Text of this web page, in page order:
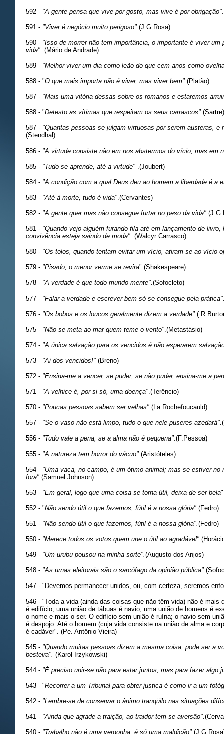
592 - "A gente pensa que vive por gosto, mas vive é por obrigação"
591 - "Viver é negócio muito perigoso" .(J.G.Rosa)
590 - "Isso de morrer não tem importância, o importante é viver um
vida". (Mário de Andrade)
589 - "Melhor viver um dia como leão do que cem anos como
588 - "O que mais importa não é viver, mas viver bem" .(Platão)
587 - "Mais uma vitória dessas sobre os romanos e estaremos
588 - "Detesto as vítimas que respeitam os seus carrascos" .(Sartre)
587 - "Quantas pessoas se julgam virtuosas por serem austeras, e
(Stendhal)
586 - "A virtude consiste não em nos abstermos do vício, mas em
585 - "Tudo se aprende, até a virtude" .(Joubert)
584 - "A condição com a qual Deus deu ao homem a liberdade é a
583 - "Até à morte, tudo é vida" .(Cervantes)
582 - "A gente quer mas não consegue furtar no peso da vida"
581 - "Quando vejo alguém furando fila até em lançamento de
convivência esteja saindo de moda" . (Walcyr Carrasco)
580 - "Os tolos, quando tentam evitar um vício, atiram-se ao vício
579 - "Pisado, o menor verme se revira".(Shakespeare)
578 - "A verdade é que todo mundo mente". (Sofocleto)
577 - "Falar a verdade e escrever bem só se consegue pela
576 - "Os bobos e os loucos geralmente dizem a verdade" .(
575 - "Não se meta ao mar quem teme o vento" .(Metastásio)
574 - "A única salvação para os vencidos é não esperarem
573 - "Ai dos vencidos!" (Breno)
572 - "Ensina-me a vencer, se puder; se não puder, ensina-me a
571 - "A velhice é, por si só, uma doença" .(Terêncio)
570 - "Poucas pessoas sabem ser velhas" .(La Rochefoucauld)
557 - "Se o vaso não está limpo, tudo o que nele puseres azedará".
556 - "Tudo vale a pena, se a alma não é pequena" .(F.Pessoa)
555 - "A natureza tem horror do vácuo". (Aristóteles)
554 - "Uma vaca, no campo, é um ótimo animal; mas se estiver no
fora" .(Samuel Johnson)
553 - "Em geral, logo que uma coisa se torna útil, deixa de ser bela
552 - "Não sendo útil o que fazemos, fútil é a nossa glória" .(Fedro)
551 - "Não sendo útil o que fazemos, fútil é a nossa glória". (Fedro)
550 - "Merece todos os votos quem une o útil ao agradável"
549 - "Um urubu pousou na minha sorte". (Augusto dos Anjos)
548 - "As urnas eleitorais são o sarcófago da opinião pública".
547 - "Devemos permanecer unidos, ou, com certeza, seremos
546 - "Toda a vida (ainda das coisas que não têm vida) não é mais
é edifício; uma união de tábuas é navio; uma união de homens é
o nome e mais o ser. O edifício sem união é ruína; o navio sem
é despojo. Até o homem (cuja vida consiste na união de alma e
é cadáver". (Pe. Antônio Vieira)
545 - "Quando muitas pessoas dizem a mesma coisa, pode ser a
besteira". (Karol Irzykowski)
544 - "É preciso unir-se não para estar juntos, mas para fazer algo
543 - "Recorrer a um Tribunal para obter justiça é como ir a um
542 - "Lembre-se de conservar o ânimo tranqüilo nas situações
541 - "Ainda que agrade a traição, ao traidor tem-se aversão".
540 - "Trabalho não é uma vergonha; é só uma maldição"